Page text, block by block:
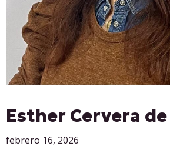
Esther Cervera
febrero 16, 2026